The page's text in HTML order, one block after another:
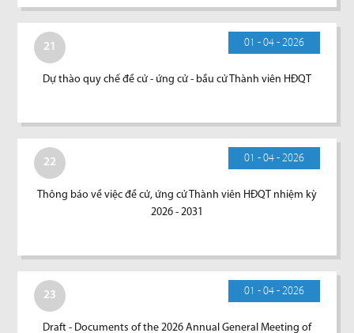
21 01 - 04 - 2026
Dự thào quy chế đề cử - ứng cử - bầu cử Thành viên HĐQT
22 01 - 04 - 2026
Thông báo về việc đề cử, ứng cử Thành viên HĐQT nhiệm kỳ
2026 - 2031
23 01 - 04 - 2026
Draft - Documents of the 2026 Annual General Meeting of